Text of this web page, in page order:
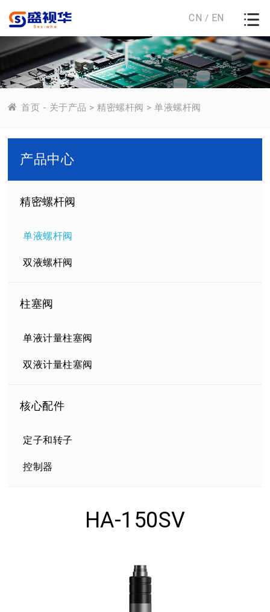
CN / EN
首页 - 关于产品 >精密螺杆阀 >单液螺杆阀
产品中心
精密螺杆阀
单液螺杆阀
双液螺杆阀
柱塞阀
单液计量柱塞阀
双液计量柱塞阀
核心配件
定子和转子
控制器
HA-150SV